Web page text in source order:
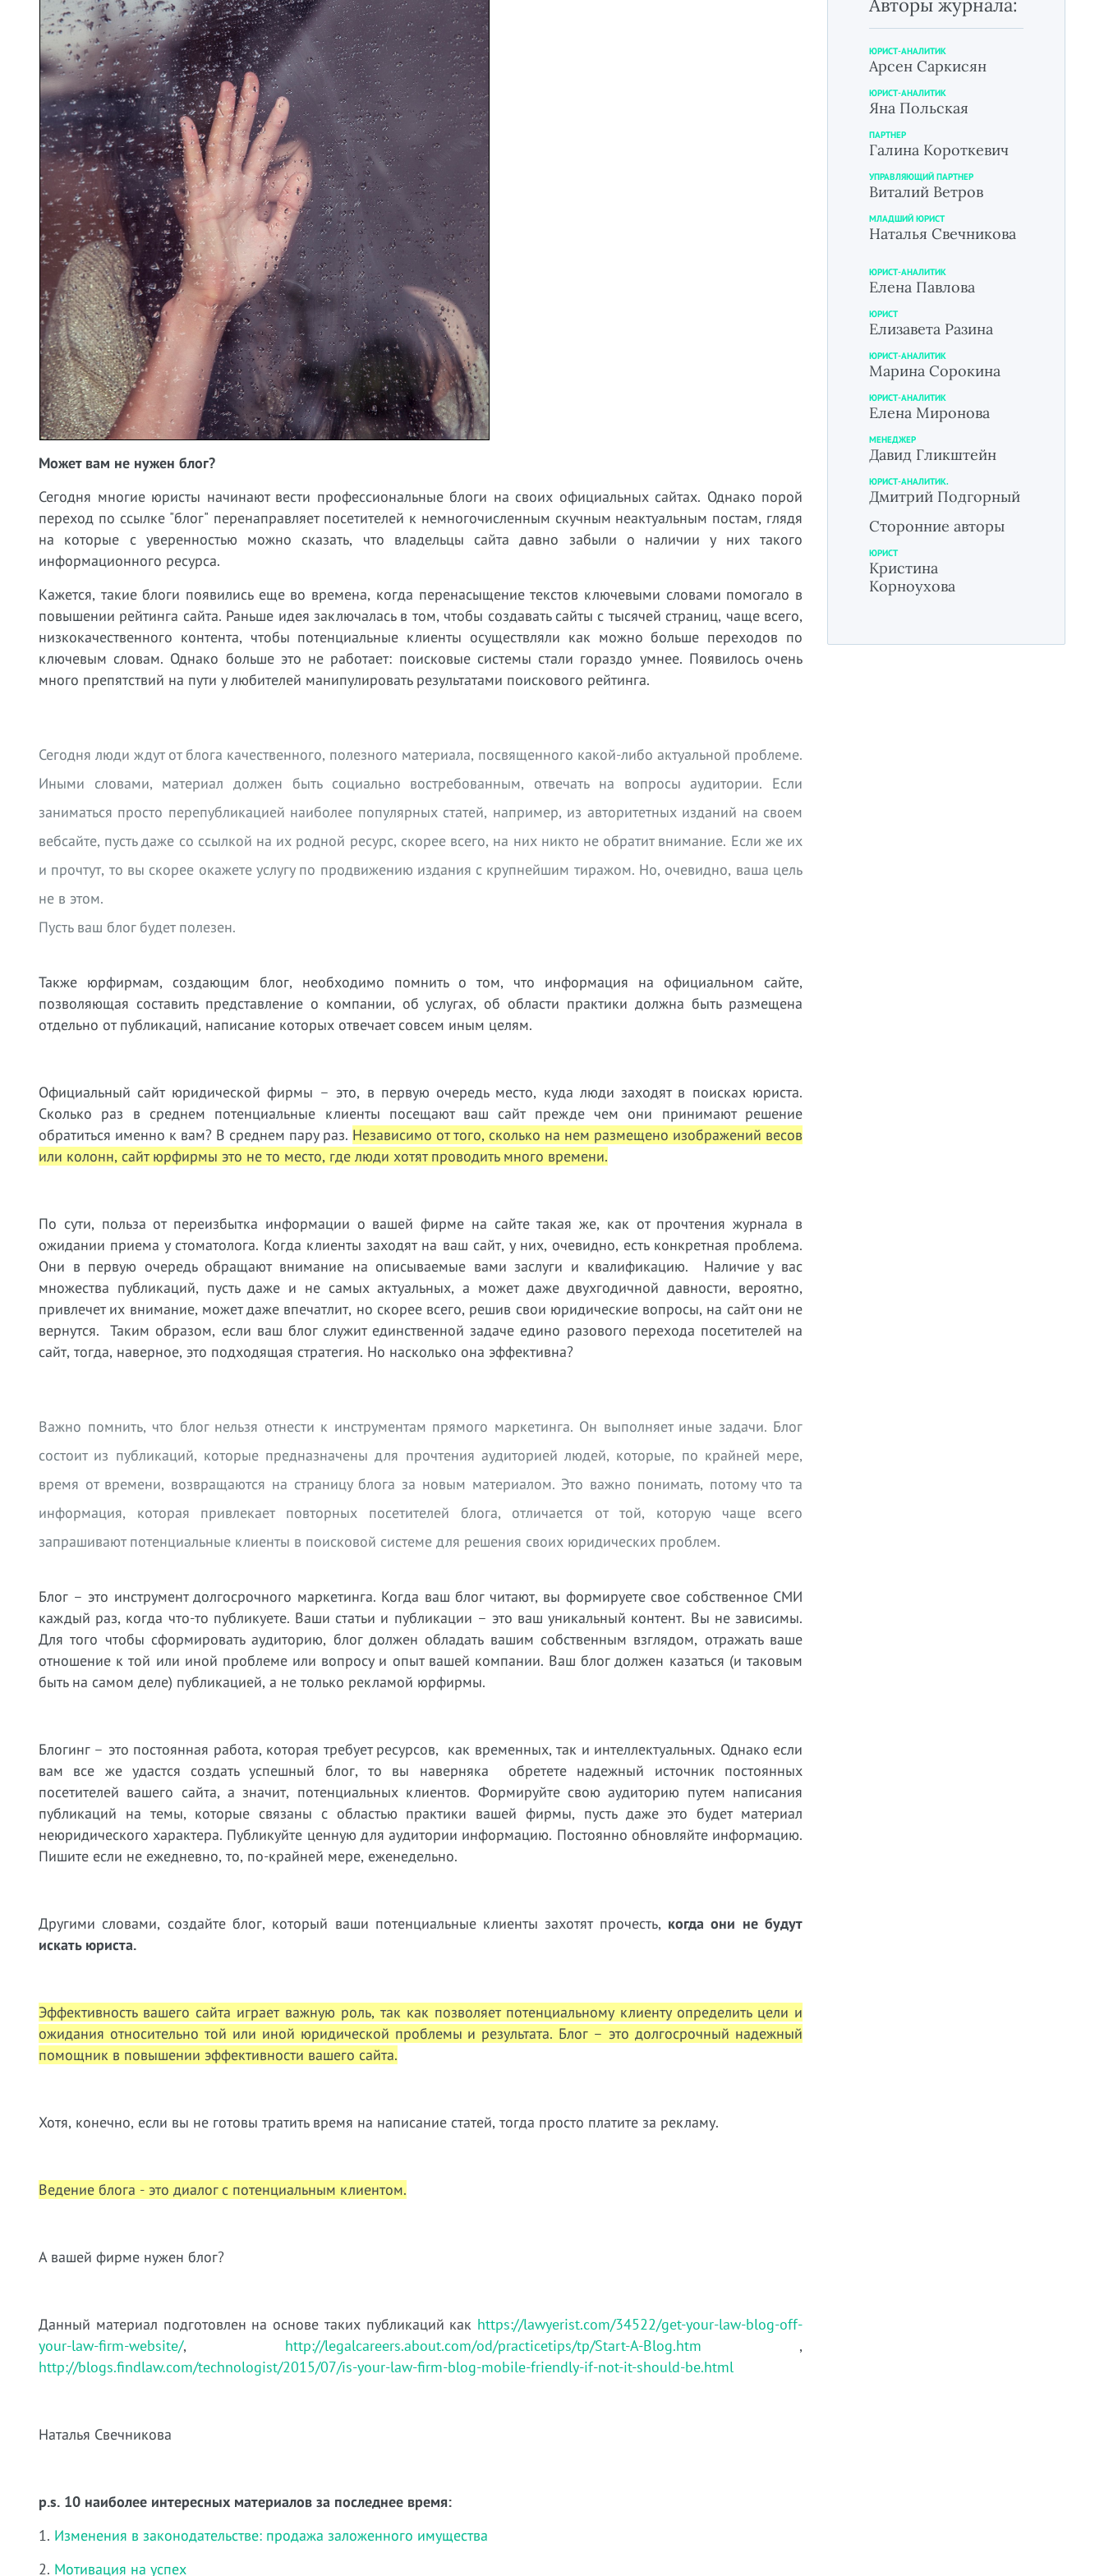
Может вам не нужен блог?
Сегодня многие юристы начинают вести профессиональные блоги на своих официальных сайтах. Однако порой
переход по ссылке "блог" перенаправляет посетителей к немногочисленным скучным неактуальным постам, глядя
на которые с уверенностью можно сказать, что владельцы сайта давно забыли о наличии у них такого
информационного ресурса.
Кажется, такие блоги появились еще во времена, когда перенасыщение текстов ключевыми словами помогало в
повышении рейтинга сайта. Раньше идея заключалась в том, чтобы создавать сайты с тысячей страниц, чаще всего,
низкокачественного контента, чтобы потенциальные клиенты осуществляли как можно больше переходов по
ключевым словам. Однако больше это не работает: поисковые системы стали гораздо умнее. Появилось очень
много препятствий на пути у любителей манипулировать результатами поискового рейтинга.
Сегодня люди ждут от блога качественного, полезного материала, посвященного какой-либо актуальной проблеме.
Иными словами, материал должен быть социально востребованным, отвечать на вопросы аудитории. Если
заниматься просто перепубликацией наиболее популярных статей, например, из авторитетных изданий на своем
вебсайте, пусть даже со ссылкой на их родной ресурс, скорее всего, на них никто не обратит внимание. Если же их
и прочтут, то вы скорее окажете услугу по продвижению издания с крупнейшим тиражом. Но, очевидно, ваша цель
не в этом.
Пусть ваш блог будет полезен.
Также юрфирмам, создающим блог, необходимо помнить о том, что информация на официальном сайте,
позволяющая составить представление о компании, об услугах, об области практики должна быть размещена
отдельно от публикаций, написание которых отвечает совсем иным целям.
Официальный сайт юридической фирмы – это, в первую очередь место, куда люди заходят в поисках юриста.
Сколько раз в среднем потенциальные клиенты посещают ваш сайт прежде чем они принимают решение
обратиться именно к вам? В среднем пару раз. Независимо от того, сколько на нем размещено изображений весов
или колонн, сайт юрфирмы это не то место, где люди хотят проводить много времени.
По сути, польза от переизбытка информации о вашей фирме на сайте такая же, как от прочтения журнала в
ожидании приема у стоматолога. Когда клиенты заходят на ваш сайт, у них, очевидно, есть конкретная проблема.
Они в первую очередь обращают внимание на описываемые вами заслуги и квалификацию. Наличие у вас
множества публикаций, пусть даже и не самых актуальных, а может даже двухгодичной давности, вероятно,
привлечет их внимание, может даже впечатлит, но скорее всего, решив свои юридические вопросы, на сайт они не
вернутся. Таким образом, если ваш блог служит единственной задаче едино разового перехода посетителей на
сайт, тогда, наверное, это подходящая стратегия. Но насколько она эффективна?
Важно помнить, что блог нельзя отнести к инструментам прямого маркетинга. Он выполняет иные задачи. Блог
состоит из публикаций, которые предназначены для прочтения аудиторией людей, которые, по крайней мере,
время от времени, возвращаются на страницу блога за новым материалом. Это важно понимать, потому что та
информация, которая привлекает повторных посетителей блога, отличается от той, которую чаще всего
запрашивают потенциальные клиенты в поисковой системе для решения своих юридических проблем.
Блог – это инструмент долгосрочного маркетинга. Когда ваш блог читают, вы формируете свое собственное СМИ
каждый раз, когда что-то публикуете. Ваши статьи и публикации – это ваш уникальный контент. Вы не зависимы.
Для того чтобы сформировать аудиторию, блог должен обладать вашим собственным взглядом, отражать ваше
отношение к той или иной проблеме или вопросу и опыт вашей компании. Ваш блог должен казаться (и таковым
быть на самом деле) публикацией, а не только рекламой юрфирмы.
Блогинг – это постоянная работа, которая требует ресурсов, как временных, так и интеллектуальных. Однако если
вам все же удастся создать успешный блог, то вы наверняка обретете надежный источник постоянных
посетителей вашего сайта, а значит, потенциальных клиентов. Формируйте свою аудиторию путем написания
публикаций на темы, которые связаны с областью практики вашей фирмы, пусть даже это будет материал
неюридического характера. Публикуйте ценную для аудитории информацию. Постоянно обновляйте информацию.
Пишите если не ежедневно, то, по-крайней мере, еженедельно.
Другими словами, создайте блог, который ваши потенциальные клиенты захотят прочесть, когда они не будут
искать юриста.
Эффективность вашего сайта играет важную роль, так как позволяет потенциальному клиенту определить цели и
ожидания относительно той или иной юридической проблемы и результата. Блог – это долгосрочный надежный
помощник в повышении эффективности вашего сайта.
Хотя, конечно, если вы не готовы тратить время на написание статей, тогда просто платите за рекламу.
Ведение блога - это диалог с потенциальным клиентом.
А вашей фирме нужен блог?
Данный материал подготовлен на основе таких публикаций как https://lawyerist.com/34522/get-your-law-blog-off-
your-law-firm-website/, http://legalcareers.about.com/od/practicetips/tp/Start-A-Blog.htm ,
http://blogs.findlaw.com/technologist/2015/07/is-your-law-firm-blog-mobile-friendly-if-not-it-should-be.html
Наталья Свечникова
p.s. 10 наиболее интересных материалов за последнее время:
1. Изменения в законодательстве: продажа заложенного имущества
2. Мотивация на успех
Авторы журнала:
ЮРИСТ-АНАЛИТИК
Арсен Саркисян
ЮРИСТ-АНАЛИТИК
Яна Польская
ПАРТНЕР
Галина Короткевич
УПРАВЛЯЮЩИЙ ПАРТНЕР
Виталий Ветров
МЛАДШИЙ ЮРИСТ
Наталья Свечникова
ЮРИСТ-АНАЛИТИК
Елена Павлова
ЮРИСТ
Елизавета Разина
ЮРИСТ-АНАЛИТИК
Марина Сорокина
ЮРИСТ-АНАЛИТИК
Елена Миронова
МЕНЕДЖЕР
Давид Гликштейн
ЮРИСТ-АНАЛИТИК.
Дмитрий Подгорный
Сторонние авторы
ЮРИСТ
Кристина
Корноухова